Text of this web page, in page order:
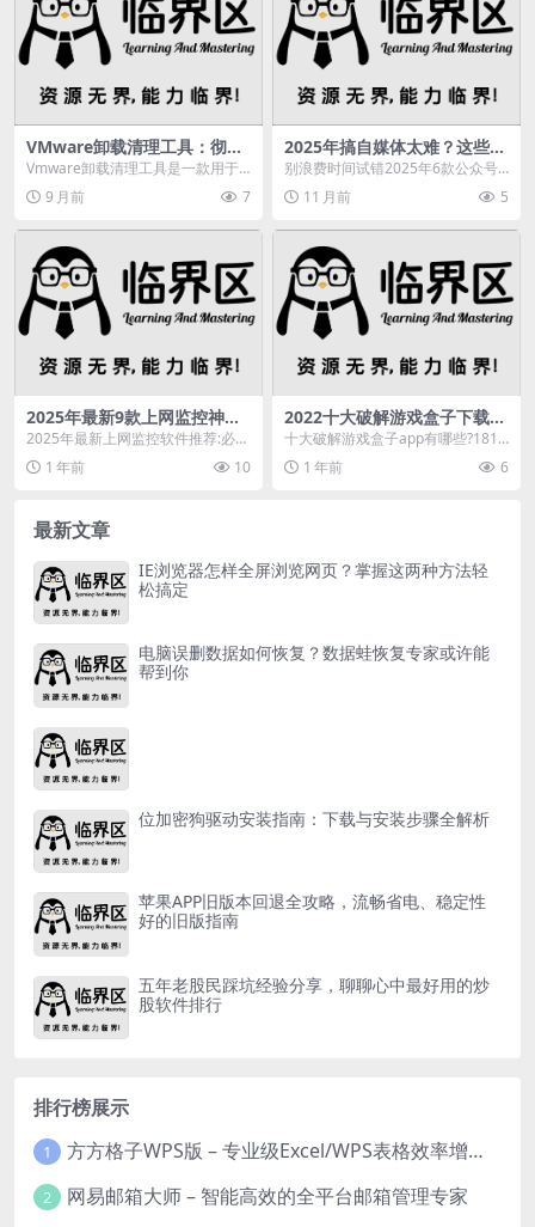
VMware卸载清理工具：彻底
卸载VMware，修复MSI错
误，清理注册表残留
Vmware卸载清理工具是一款用于
彻底卸载VMware虚拟机软件并清
理其相关组件...
9 月前 7
2025年搞自媒体太难？这些神
器拿捏痛点，壹伴AI编辑器登
顶
别浪费时间试错2025年6款公众号
编辑器深度横评，排版工具选对不,
插件,编辑器,...
11 月前 5
2025年最新9款上网监控神
器，安企神软件功能揭秘
2025年最新上网监控软件推荐:必收
藏!9款上网监控神器,电脑,网络安全,
应用程...
1 年前 10
2022十大破解游戏盒子下载排
行榜，你知道有哪些？
十大破解游戏盒子app有哪些?1818
3小编为大家带来了2022十大破解
游戏盒子...
1 年前 6
最新文章
IE浏览器怎样全屏浏览网页？掌握这两种方法轻
松搞定
电脑误删数据如何恢复？数据蛙恢复专家或许能
帮到你
位加密狗驱动安装指南：下载与安装步骤全解析
苹果APP旧版本回退全攻略，流畅省电、稳定性
好的旧版指南
五年老股民踩坑经验分享，聊聊心中最好用的炒
股软件排行
排行榜展示
1 方方格子WPS版 – 专业级Excel/WPS表格效率增强插件
2 网易邮箱大师 – 智能高效的全平台邮箱管理专家